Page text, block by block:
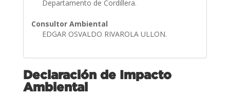
Departamento de Cordillera.
Consultor Ambiental
EDGAR OSVALDO RIVAROLA ULLON.
Declaración de Impacto
Ambiental